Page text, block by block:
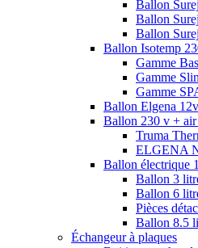
Ballon
Ballon
Ballon
Ballon Isotemp
Gamme
Gamme
Gamme
Ballon Elgena
Ballon 230 v + air
Truma
ELGENA
Ballon électrique
Ballon 3
Ballon 6
Pièces
Ballon 8.5
Échangeur à plaques